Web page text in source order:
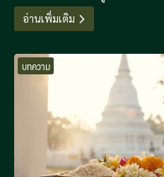
“โลกวัชชะดิจิทัล” และโมเดลการ
นิติวิทยาศาสตร์ไซเบอร์มาพิทักษ์พร
อ่านเพิ่มเติม
บทความ